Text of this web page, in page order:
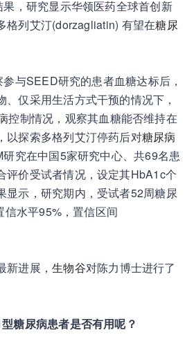
，研究显示华领医药全球首创新
格列艾汀(dorzagliatin) 有望在糖尿
与SEED研究的患者血糖达标后，
仅采用生活方式干预的情况下，
控制情况，观察其血糖能否维持在
以探索多格列艾汀停药后对糖尿病
究在中国5家研究中心、共69名患
评价受试者情况，设定其HbA1c个
显示，研究期内，受试者52周糖尿
水平95%，置信区间
新进展，生物谷对陈力博士进行了
糖尿病患者是否有用呢？